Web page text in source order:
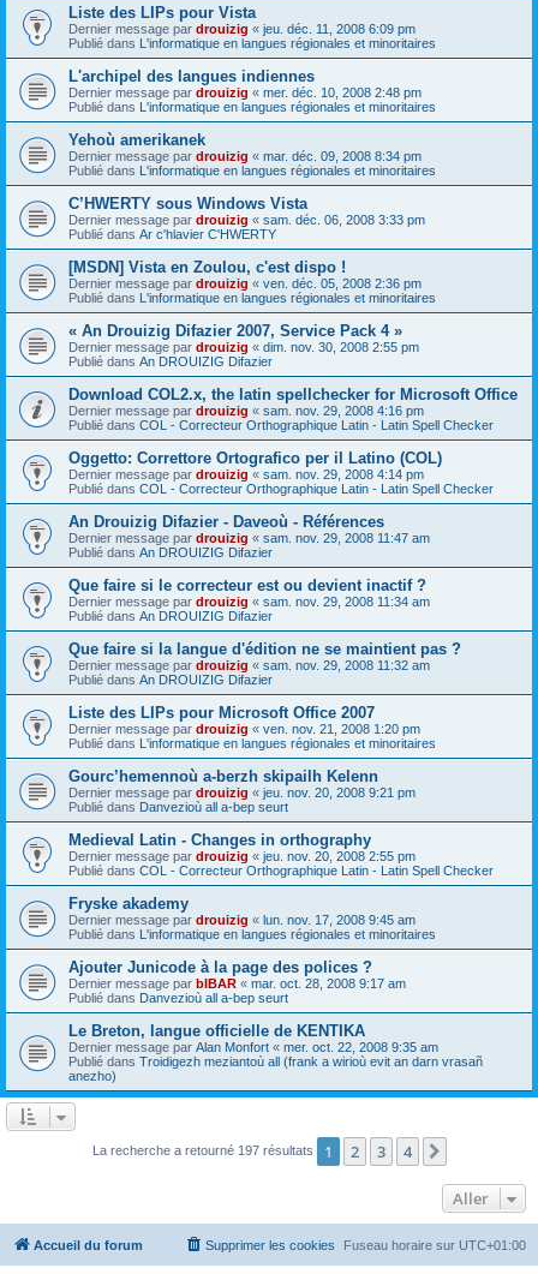
Liste des LIPs pour Vista
Dernier message par drouizig « jeu. déc. 11, 2008 6:09 pm
Publié dans L'informatique en langues régionales et minoritaires
L'archipel des langues indiennes
Dernier message par drouizig « mer. déc. 10, 2008 2:48 pm
Publié dans L'informatique en langues régionales et minoritaires
Yehoù amerikanek
Dernier message par drouizig « mar. déc. 09, 2008 8:34 pm
Publié dans L'informatique en langues régionales et minoritaires
C’HWERTY sous Windows Vista
Dernier message par drouizig « sam. déc. 06, 2008 3:33 pm
Publié dans Ar c'hlavier C'HWERTY
[MSDN] Vista en Zoulou, c'est dispo !
Dernier message par drouizig « ven. déc. 05, 2008 2:36 pm
Publié dans L'informatique en langues régionales et minoritaires
« An Drouizig Difazier 2007, Service Pack 4 »
Dernier message par drouizig « dim. nov. 30, 2008 2:55 pm
Publié dans An DROUIZIG Difazier
Download COL2.x, the latin spellchecker for Microsoft Office
Dernier message par drouizig « sam. nov. 29, 2008 4:16 pm
Publié dans COL - Correcteur Orthographique Latin - Latin Spell Checker
Oggetto: Correttore Ortografico per il Latino (COL)
Dernier message par drouizig « sam. nov. 29, 2008 4:14 pm
Publié dans COL - Correcteur Orthographique Latin - Latin Spell Checker
An Drouizig Difazier - Daveoù - Références
Dernier message par drouizig « sam. nov. 29, 2008 11:47 am
Publié dans An DROUIZIG Difazier
Que faire si le correcteur est ou devient inactif ?
Dernier message par drouizig « sam. nov. 29, 2008 11:34 am
Publié dans An DROUIZIG Difazier
Que faire si la langue d'édition ne se maintient pas ?
Dernier message par drouizig « sam. nov. 29, 2008 11:32 am
Publié dans An DROUIZIG Difazier
Liste des LIPs pour Microsoft Office 2007
Dernier message par drouizig « ven. nov. 21, 2008 1:20 pm
Publié dans L'informatique en langues régionales et minoritaires
Gourc’hemennoù a-berzh skipailh Kelenn
Dernier message par drouizig « jeu. nov. 20, 2008 9:21 pm
Publié dans Danvezioù all a-bep seurt
Medieval Latin - Changes in orthography
Dernier message par drouizig « jeu. nov. 20, 2008 2:55 pm
Publié dans COL - Correcteur Orthographique Latin - Latin Spell Checker
Fryske akademy
Dernier message par drouizig « lun. nov. 17, 2008 9:45 am
Publié dans L'informatique en langues régionales et minoritaires
Ajouter Junicode à la page des polices ?
Dernier message par bIBAR « mar. oct. 28, 2008 9:17 am
Publié dans Danvezioù all a-bep seurt
Le Breton, langue officielle de KENTIKA
Dernier message par Alan Monfort « mer. oct. 22, 2008 9:35 am
Publié dans Troidigezh meziantoù all (frank a wirioù evit an darn vrasañ
anezho)
La recherche a retourné 197 résultats 1 2 3 4
Aller
Accueil du forum Fuseau horaire sur UTC+01:00
Supprimer les cookies